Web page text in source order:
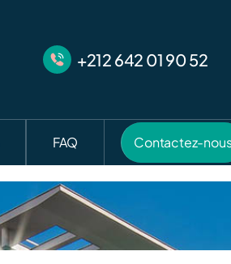
+212 642 01 90 52
FAQ Contactez-